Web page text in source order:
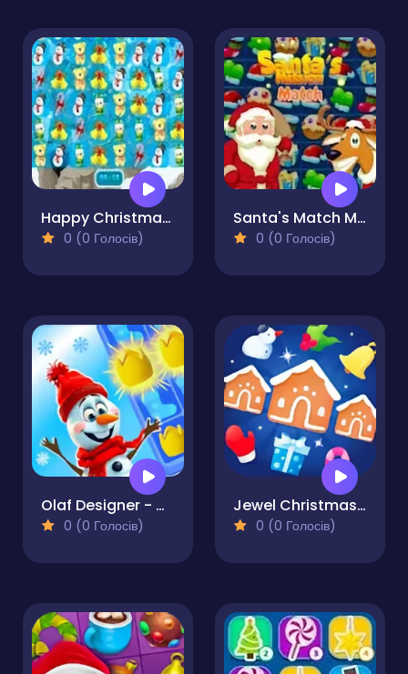
Happy Christmas Match3
0 (0 Голосів)
Santa's Match Mission
0 (0 Голосів)
Olaf Designer - Match 3
0 (0 Голосів)
Jewel Christmas Mania
0 (0 Голосів)